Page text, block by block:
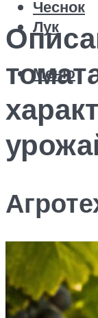
Чеснок
Лук
Меню